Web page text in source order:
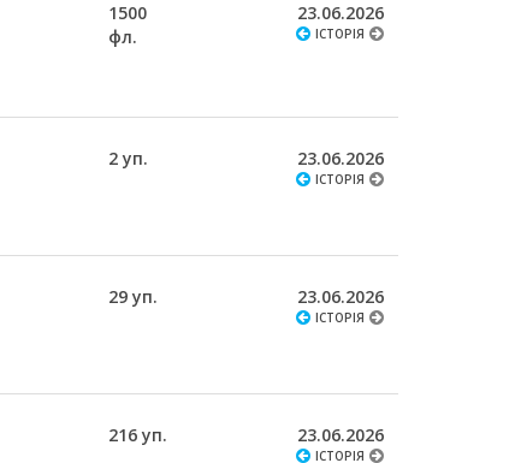
1500
фл.
23.06.2026
ІСТОРІЯ
2 уп. 23.06.2026
ІСТОРІЯ
29 уп. 23.06.2026
ІСТОРІЯ
216 уп. 23.06.2026
ІСТОРІЯ